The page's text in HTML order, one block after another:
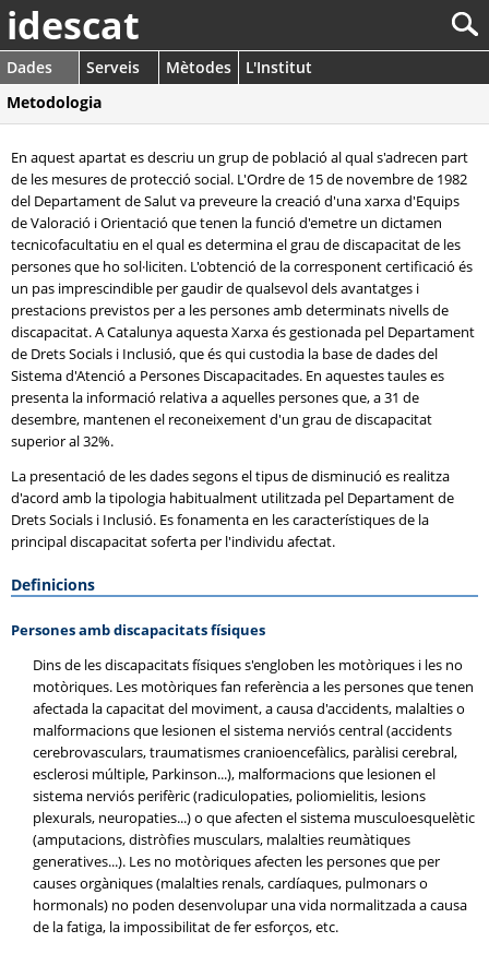
idescat
Dades Serveis Mètodes
L'Institut
Metodologia
En aquest apartat es descriu un grup de població al qual s'adrecen part
de les mesures de protecció social. L'Ordre de 15 de novembre de 1982
del Departament de Salut va preveure la creació d'una xarxa d'Equips
de Valoració i Orientació que tenen la funció d'emetre un dictamen
tecnicofacultatiu en el qual es determina el grau de discapacitat de les
persones que ho sol·liciten. L'obtenció de la corresponent certificació és
un pas imprescindible per gaudir de qualsevol dels avantatges i
prestacions previstos per a les persones amb determinats nivells de
discapacitat. A Catalunya aquesta Xarxa és gestionada pel Departament
de Drets Socials i Inclusió, que és qui custodia la base de dades del
Sistema d'Atenció a Persones Discapacitades. En aquestes taules es
presenta la informació relativa a aquelles persones que, a 31 de
desembre, mantenen el reconeixement d'un grau de discapacitat
superior al 32%.
La presentació de les dades segons el tipus de disminució es realitza
d'acord amb la tipologia habitualment utilitzada pel Departament de
Drets Socials i Inclusió. Es fonamenta en les característiques de la
principal discapacitat soferta per l'individu afectat.
Definicions
Persones amb discapacitats físiques
Dins de les discapacitats físiques s'engloben les motòriques i les no
motòriques. Les motòriques fan referència a les persones que tenen
afectada la capacitat del moviment, a causa d'accidents, malalties o
malformacions que lesionen el sistema nerviós central (accidents
cerebrovasculars, traumatismes cranioencefàlics, paràlisi cerebral,
esclerosi múltiple, Parkinson...), malformacions que lesionen el
sistema nerviós perifèric (radiculopaties, poliomielitis, lesions
plexurals, neuropaties...) o que afecten el sistema musculoesquelètic
(amputacions, distròfies musculars, malalties reumàtiques
generatives...). Les no motòriques afecten les persones que per
causes orgàniques (malalties renals, cardíaques, pulmonars o
hormonals) no poden desenvolupar una vida normalitzada a causa
de la fatiga, la impossibilitat de fer esforços, etc.